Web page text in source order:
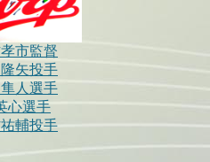
市監督
矢投手
人選手
心選手
輔投手